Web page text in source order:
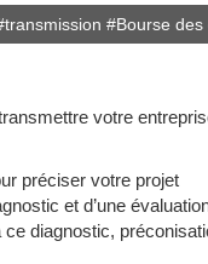
transmission #Bourse
votre
préciser votre projet
et d’une
diagnostic,